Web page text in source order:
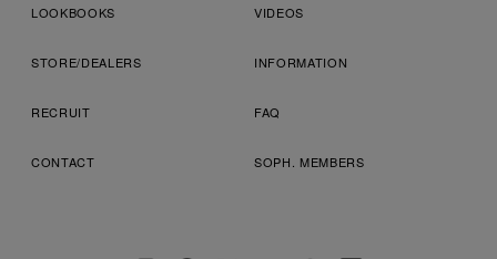
LOOKBOOKS VIDEOS
STORE/DEALERS INFORMATION
RECRUIT FAQ
CONTACT SOPH. MEMBERS